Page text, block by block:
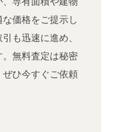
価格をご提示し
も迅速に進め、
無料査定は秘密
ひ今すぐご依頼